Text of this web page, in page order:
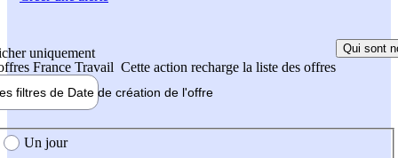
uniquement
France Travail Cette action recharge la liste des offres
Qui sont
filtres de Date de création de l'offre
création de l'offre
Un jour